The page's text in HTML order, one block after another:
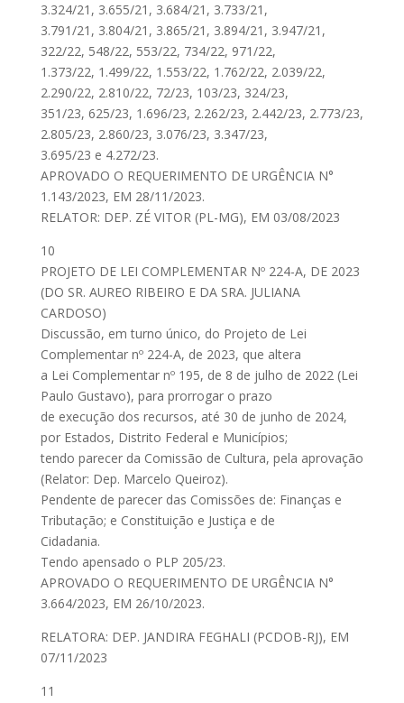
3.324/21, 3.655/21, 3.684/21, 3.733/21,
3.791/21, 3.804/21, 3.865/21, 3.894/21, 3.947/21,
322/22, 548/22, 553/22, 734/22, 971/22,
1.373/22, 1.499/22, 1.553/22, 1.762/22, 2.039/22,
2.290/22, 2.810/22, 72/23, 103/23, 324/23,
351/23, 625/23, 1.696/23, 2.262/23, 2.442/23, 2.773/23,
2.805/23, 2.860/23, 3.076/23, 3.347/23,
3.695/23 e 4.272/23.
APROVADO O REQUERIMENTO DE URGÊNCIA N°
1.143/2023, EM 28/11/2023.
RELATOR: DEP. ZÉ VITOR (PL-MG), EM 03/08/2023
10
PROJETO DE LEI COMPLEMENTAR Nº 224-A, DE 2023
(DO SR. AUREO RIBEIRO E DA SRA. JULIANA
CARDOSO)
Discussão, em turno único, do Projeto de Lei
Complementar nº 224-A, de 2023, que altera
a Lei Complementar nº 195, de 8 de julho de 2022 (Lei
Paulo Gustavo), para prorrogar o prazo
de execução dos recursos, até 30 de junho de 2024,
por Estados, Distrito Federal e Municípios;
tendo parecer da Comissão de Cultura, pela aprovação
(Relator: Dep. Marcelo Queiroz).
Pendente de parecer das Comissões de: Finanças e
Tributação; e Constituição e Justiça e de
Cidadania.
Tendo apensado o PLP 205/23.
APROVADO O REQUERIMENTO DE URGÊNCIA N°
3.664/2023, EM 26/10/2023.
RELATORA: DEP. JANDIRA FEGHALI (PCDOB-RJ), EM
07/11/2023
11